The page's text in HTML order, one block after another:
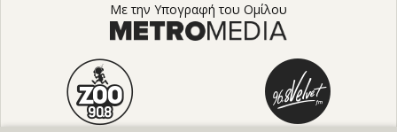
Με την Υπογραφή του Ομίλου